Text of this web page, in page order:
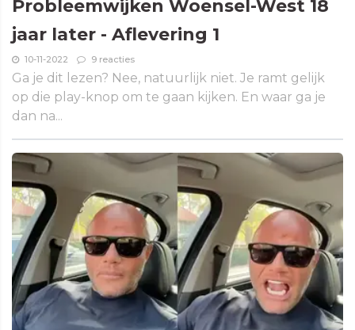
Probleemwijken Woensel-West 18
jaar later - Aflevering 1
10-11-2022 9 reacties
Ga je dit lezen? Nee, natuurlijk niet. Je ramt gelijk
op die play-knop om te gaan kijken. En waar ga je
dan na...